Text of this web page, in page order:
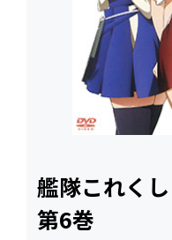
艦隊これく
第6巻